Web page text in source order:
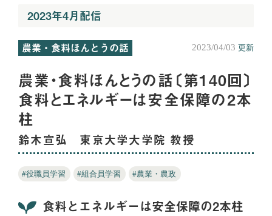
2023年4月配信
農業・食料ほんとうの話 2023/04/03 更新
農業・食料ほんとうの話〔第140回〕
食料とエネルギーは安全保障の2本
柱
鈴木宣弘 東京大学大学院 教授
#役職員学習 #組合員学習 #農業・農政
食料とエネルギーは安全保障の2本柱